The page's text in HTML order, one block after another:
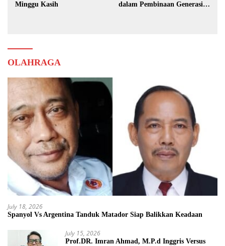
Minggu Kasih
dalam Pembinaan Generasi
OLAHRAGA
July 18, 2026
Spanyol Vs Argentina Tanduk Matador Siap Balikkan Keadaan
July 15, 2026
Prof.DR. Imran Ahmad, M.P.d Inggris Versus